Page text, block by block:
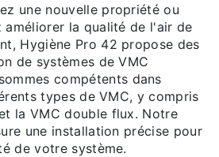
une nouvelle propriété ou
améliorer la qualité de l'air de
Hygiène Pro 42 propose des
de systèmes de VMC
compétents dans
types de VMC, y compris
la VMC double flux. Notre
une installation précise pour
de votre système.